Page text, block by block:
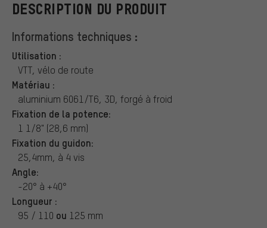
DESCRIPTION DU PRODUIT
Informations techniques :
Utilisation :
VTT, vélo de route
Matériau :
aluminium 6061/T6, 3D, forgé à froid
Fixation de la potence:
1 1/8" (28,6 mm)
Fixation du guidon:
25,4mm, à 4 vis
Angle:
-20° à +40°
Longueur :
95 / 110 ou 125 mm